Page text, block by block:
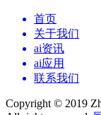
首页
关于我们
ai资讯
ai应用
联系我们
Copyright © 2019